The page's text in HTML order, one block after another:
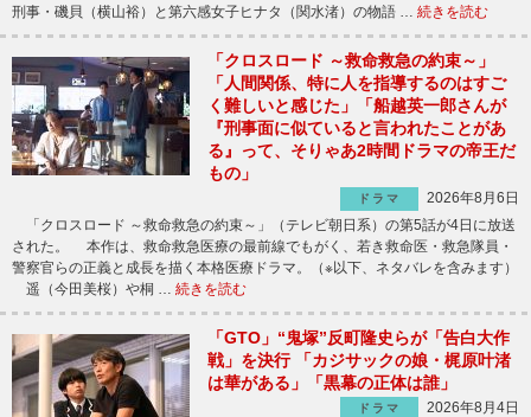
刑事・磯貝（横山裕）と第六感女子ヒナタ（関水渚）の物語 … 続きを読む
「クロスロード ～救命救急の約束～」
「人間関係、特に人を指導するのはすご
く難しいと感じた」「船越英一郎さんが
『刑事面に似ていると言われたことがあ
る』って、そりゃあ2時間ドラマの帝王だ
もの」
ドラマ
2026年8月6日
「クロスロード ～救命救急の約束～」（テレビ朝日系）の第5話が4日に放送
された。 本作は、救命救急医療の最前線でもがく、若き救命医・救急隊員・
警察官らの正義と成長を描く本格医療ドラマ。（※以下、ネタバレを含みます）
遥（今田美桜）や桐 … 続きを読む
「GTO」“鬼塚”反町隆史らが「告白大作
戦」を決行 「カジサックの娘・梶原叶渚
は華がある」「黒幕の正体は誰」
ドラマ
2026年8月4日